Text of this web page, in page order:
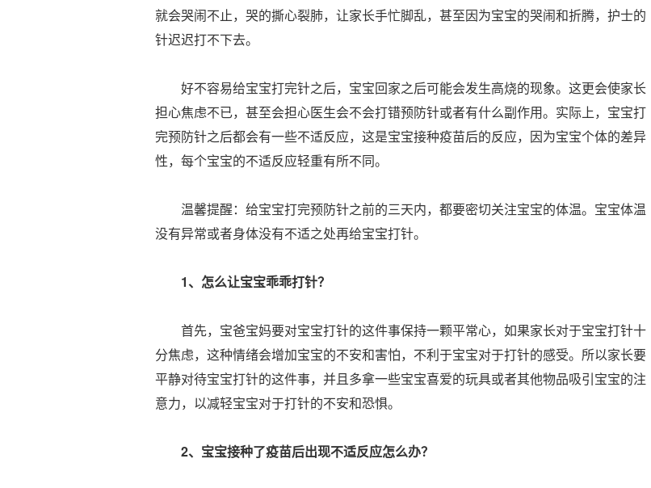
就会哭闹不止，哭的撕心裂肺，让家长手忙脚乱，甚至因为宝宝的哭闹和折腾，护士的
针迟迟打不下去。
好不容易给宝宝打完针之后，宝宝回家之后可能会发生高烧的现象。这更会使家长
担心焦虑不已，甚至会担心医生会不会打错预防针或者有什么副作用。实际上，宝宝打
完预防针之后都会有一些不适反应，这是宝宝接种疫苗后的反应，因为宝宝个体的差异
性，每个宝宝的不适反应轻重有所不同。
温馨提醒：给宝宝打完预防针之前的三天内，都要密切关注宝宝的体温。宝宝体温
没有异常或者身体没有不适之处再给宝宝打针。
1、怎么让宝宝乖乖打针？
首先，宝爸宝妈要对宝宝打针的这件事保持一颗平常心，如果家长对于宝宝打针十
分焦虑，这种情绪会增加宝宝的不安和害怕，不利于宝宝对于打针的感受。所以家长要
平静对待宝宝打针的这件事，并且多拿一些宝宝喜爱的玩具或者其他物品吸引宝宝的注
意力，以减轻宝宝对于打针的不安和恐惧。
2、宝宝接种了疫苗后出现不适反应怎么办？